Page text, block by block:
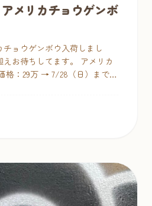
アメリカチョウゲンボ
ョウゲンボウ入荷しまし
お待ちしてます。 アメリカ
格：29万 → 7/28（日）まで早